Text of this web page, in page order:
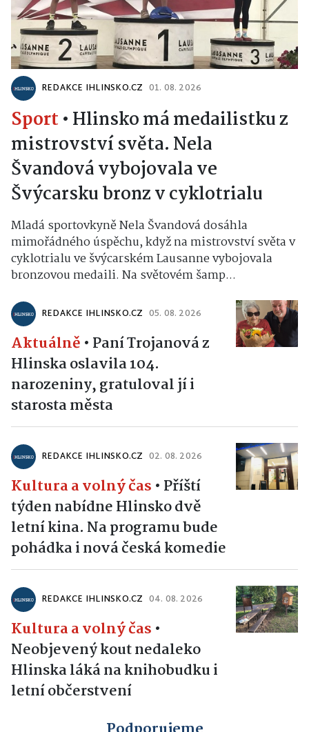
REDAKCE IHLINSKO.CZ 01. 08. 2026
Sport • Hlinsko má medailistku z
mistrovství světa. Nela
Švandová vybojovala ve
Švýcarsku bronz v cyklotrialu
Mladá sportovkyně Nela Švandová dosáhla
mimořádného úspěchu, když na mistrovství světa v
cyklotrialu ve švýcarském Lausanne vybojovala
bronzovou medaili. Na světovém šamp...
REDAKCE IHLINSKO.CZ 05. 08. 2026
Aktuálně • Paní Trojanová z
Hlinska oslavila 104.
narozeniny, gratuloval jí i
starosta města
REDAKCE IHLINSKO.CZ 02. 08. 2026
Kultura a volný čas • Příští
týden nabídne Hlinsko dvě
letní kina. Na programu bude
pohádka i nová česká komedie
REDAKCE IHLINSKO.CZ 04. 08. 2026
Kultura a volný čas •
Neobjevený kout nedaleko
Hlinska láká na knihobudku i
letní občerstvení